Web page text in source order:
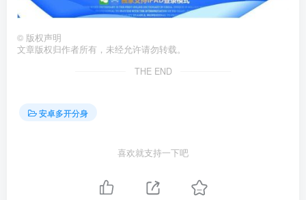
© 版权声明
文章版权归作者所有，未经允许请勿转载。
THE END
安卓多开分身
喜欢就支持一下吧